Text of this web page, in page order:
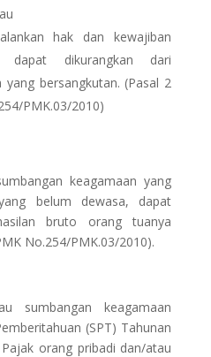
hak dan kewajiban
dapat dikurangkan dari
bersangkutan. (Pasal 2
PMK.03/2010)
keagamaan yang
belum dewasa, dapat
bruto orang tuanya
No.254/PMK.03/2010).
sumbangan keagamaan
(SPT) Tahunan
orang pribadi dan/atau